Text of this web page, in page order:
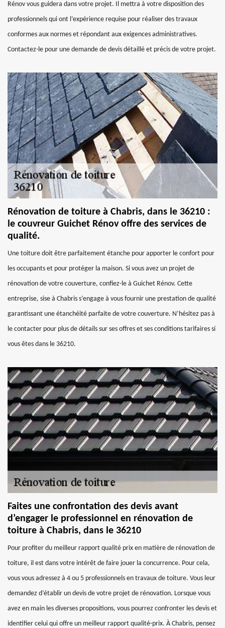
Rénov vous guidera dans votre projet. Il mettra à votre disposition des
professionnels qui ont l’expérience requise pour réaliser des travaux
conformes aux normes et répondant aux exigences administratives.
Contactez-le pour une demande de devis détaillé et précis de votre projet.
Rénovation de toiture à Chabris, dans le 36210 :
le couvreur Guichet Rénov offre des services de
qualité.
Une toiture doit être parfaitement étanche pour apporter le confort pour
les occupants et pour protéger la maison. Si vous avez un projet de
rénovation de votre couverture, confiez-le à Guichet Rénov. Cette
entreprise, sise à Chabris s’engage à vous fournir une prestation de qualité
garantissant une étanchéité parfaite de votre couverture. N’hésitez pas à
le contacter pour plus de détails sur ses offres et ses conditions tarifaires si
vous êtes dans le 36210.
Faites une confrontation des devis avant
d’engager le professionnel en rénovation de
toiture à Chabris, dans le 36210
Pour profiter du meilleur rapport qualité prix en matière de rénovation de
toiture, il est dans votre intérêt de faire jouer la concurrence. Pour cela,
vous vous adressez à 4 ou 5 professionnels en travaux de toiture. Vous leur
demandez d’établir un devis de votre projet de rénovation. Lorsque vous
avez en main les diverses propositions, vous pourrez confronter les devis et
identifier celui qui offre un meilleur rapport qualité-prix. À Chabris, pensez